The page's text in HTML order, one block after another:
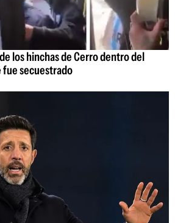
los hinchas de Cerro dentro del
fue secuestrado